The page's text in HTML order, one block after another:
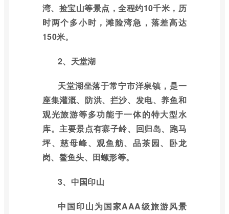
湾、捡宝山等景点，全程约10千米，历
时两个多小时，滩险湾急，落差高达
150米。
2、天堂湖
天堂湖坐落于常宁市洋泉镇，是一
座集灌溉、防洪、拦沙、发电、养鱼和
观光旅游等多功能于一体的特大型水
库。主要景点有寨子岭、回归岛、跑马
坪、慈母峰、观鱼舫、品茶园、卧龙
岗、鳌鱼头、田螺形等。
3、中国印山
中国印山为国家AAA级旅游风景